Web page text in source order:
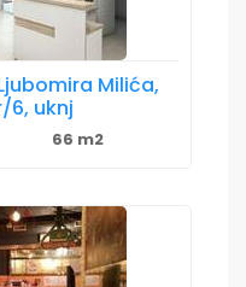
Milića,
6, uknj
66 m2